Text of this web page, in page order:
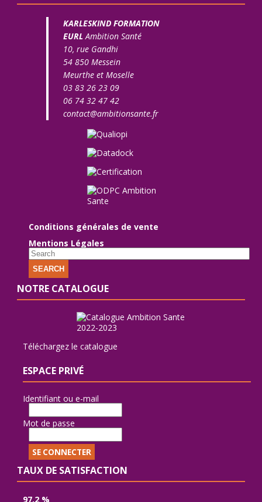
KARLESKIND FORMATION
EURLAmbition Santé
10, rue Gandhi
54 850 Messein
Meurthe et Moselle
03 83 26 23 09
06 74 32 47 42
contact@ambitionsante.fr
Conditions générales de vente
Mentions Légales
SEARCH
NOTRE CATALOGUE
Téléchargez le catalogue
ESPACE PRIVÉ
Identifiant ou e-mail
Mot de passe
TAUX DE SATISFACTION
97,2 %